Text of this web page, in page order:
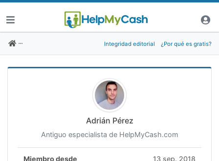
Integridad editorial ¿Por qué es gratis?
Adrián Pérez
Antiguo especialista de HelpMyCash.com
Miembro desde 13 sep. 2018